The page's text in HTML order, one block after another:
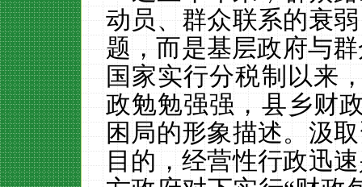
动员、群众联系的衰
题，而是基层政府与
国家实行分税制以来
政勉勉强强，县乡财
困局的形象描述。汲
目的，经营性行政迅